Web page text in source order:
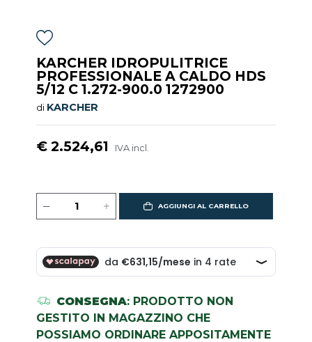
KARCHER IDROPULITRICE
PROFESSIONALE A CALDO HDS
5/12 C 1.272-900.0 1272900
di KARCHER
€ 2.524,61 IVA incl.
AGGIUNGI AL CARRELLO
CONSEGNA: PRODOTTO NON
GESTITO IN MAGAZZINO CHE
POSSIAMO ORDINARE APPOSITAMENTE